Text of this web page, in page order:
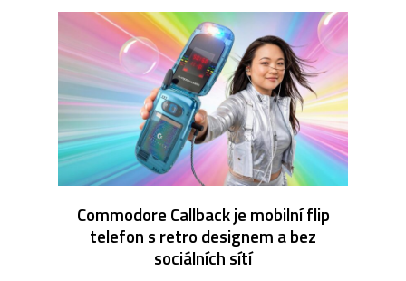
Commodore Callback je mobilní flip
telefon s retro designem a bez
sociálních sítí